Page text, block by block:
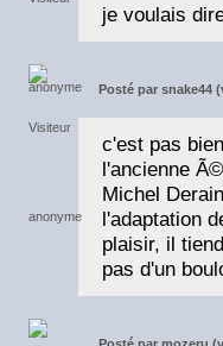
je voulais
Posté par snake44
c'est pas
l'ancienne
Michel
l'adaptation
plaisir, il
pas d'un